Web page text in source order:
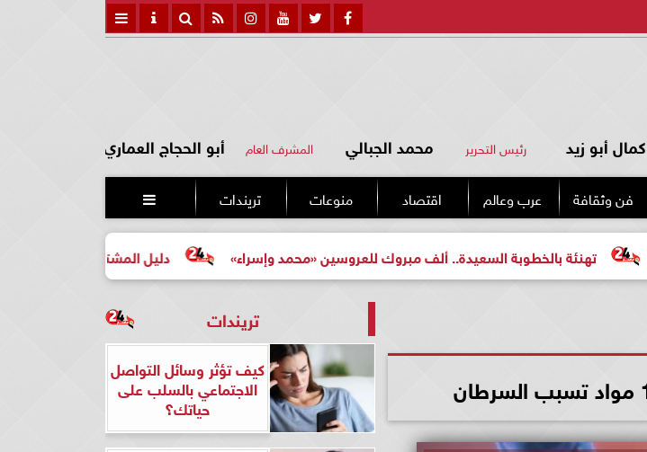
كمال أبو زيد رئيس التحرير محمد الجبالي المشرف العام أبو الحجاج العماري
فن وثقافة عرب وعالم اقتصاد منوعات تريندات 
دليل المشتري لأول مرة لاختيار تهنئة بالخطوبة السعيدة.. ألف مبروك للعروسين «محمد وإسراء»
تريندات
كيف تؤثر وسائل التواصل
الاجتماعي بالسلب على
حياتك؟